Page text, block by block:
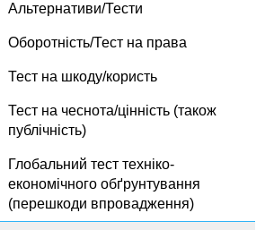
Альтернативи/Тести
Оборотність/Тест на права
Тест на шкоду/користь
Тест на чеснота/цінність (також
публічність)
Глобальний тест техніко-
економічного обґрунтування
(перешкоди впровадження)